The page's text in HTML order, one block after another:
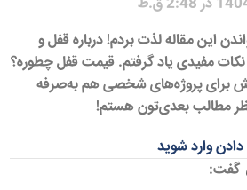
این مقاله لذت بردم! درباره قفل و
نکات مفیدی یاد گرفتم. قیمت قفل چطوره؟
برای پروژه‌های شخصی هم به‌صرفه
مطالب بعدی‌تون هستم!
وارد شوید
گفت: